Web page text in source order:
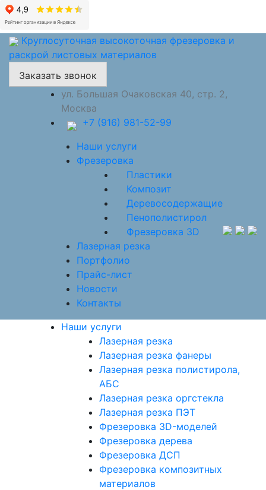
Круглосуточная высокоточная фрезеровка и
раскрой листовых материалов
Заказать звонок
ул. Большая Очаковская 40, стр. 2,
Москва
+7 (916) 981-52-99
Наши услуги
Фрезеровка
Пластики
Композит
Деревосодержащие
Пенополистирол
Фрезеровка 3D
Лазерная резка
Портфолио
Прайс-лист
Новости
Контакты
Наши услуги
Лазерная резка
Лазерная резка фанеры
Лазерная резка полистирола,
АБС
Лазерная резка оргстекла
Лазерная резка ПЭТ
Фрезеровка 3D-моделей
Фрезеровка дерева
Фрезеровка ДСП
Фрезеровка композитных
материалов